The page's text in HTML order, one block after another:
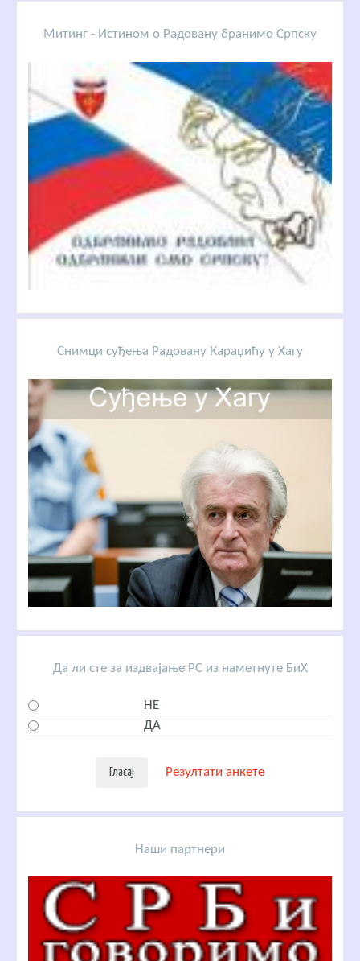
Митинг - Истином о Радовану бранимо Српску
Снимци суђења Радовану Караџићу у Хагу
Да ли сте за издвајање РС из наметнуте БиХ
НЕ
ДА
Резултати анкете
Наши партнери